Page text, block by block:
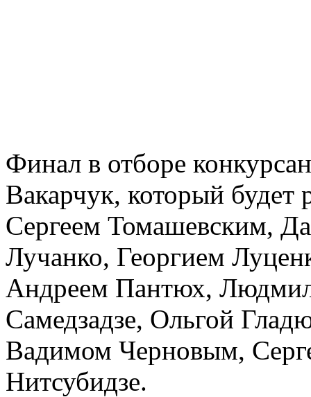
Финал в отборе
Вакарчук, который будет
Сергеем Томашевским,
Лучанко, Георгием
Андреем Пантюх,
Самедзадзе, Ольгой
Вадимом Черновым,
Нитсубидзе.